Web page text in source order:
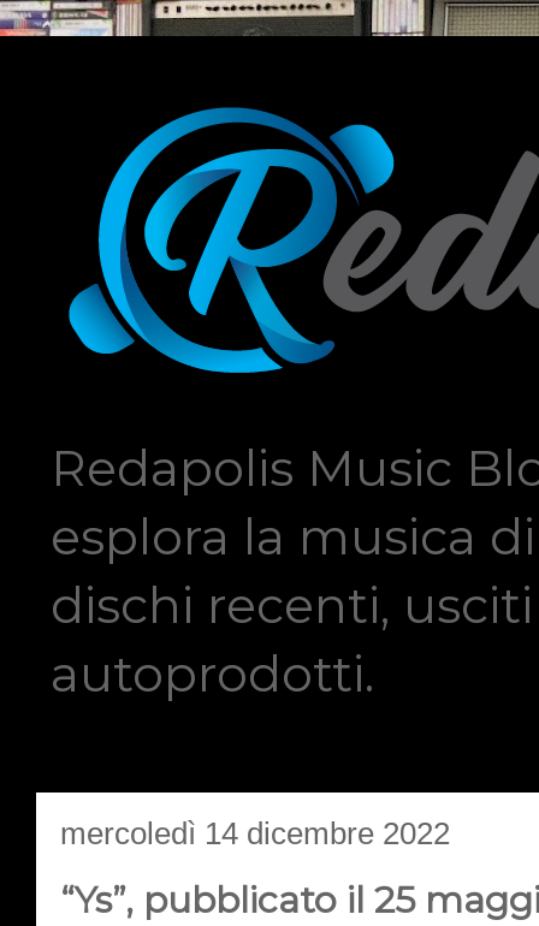
Redapolis Music
esplora la musica
dischi recenti,
autoprodotti.
mercoledì 14 dicembre 2022
“Ys”, pubblicato il 25